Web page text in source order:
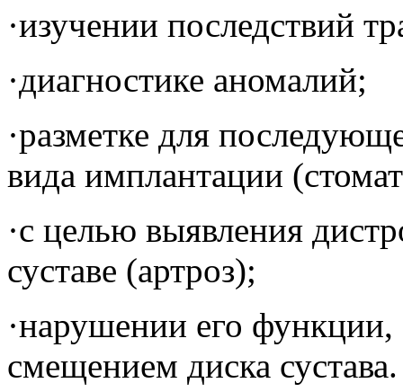
·изучении последствий
·диагностике аномалий;
·разметке для
вида имплантации
·с целью выявления
суставе (артроз);
·нарушении его функции,
смещением диска сустава.